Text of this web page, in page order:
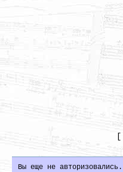
[
Вы еще не авторизовались.